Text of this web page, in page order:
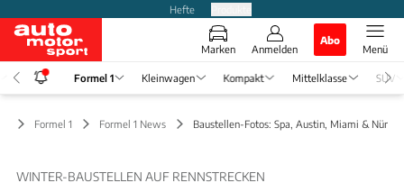
Hefte
Marken Anmelden
Abo
Menü
Formel 1 Kleinwagen Kompakt Mittelklasse SUV
Formel 1 Formel 1 News Baustellen-Fotos: Spa, Austin, Miami &
WINTER-BAUSTELLEN AUF RENNSTRECKEN